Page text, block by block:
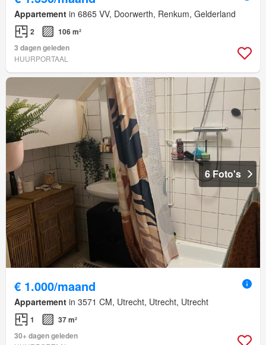
Appartement in 6865 VV, Doorwerth, Renkum, Gelderland
2
106 m²
3 dagen geleden
HUURPORTAAL
6 Foto's
€ 1.000/maand
Appartement in 3571 CM, Utrecht, Utrecht, Utrecht
1
37 m²
30+ dagen geleden